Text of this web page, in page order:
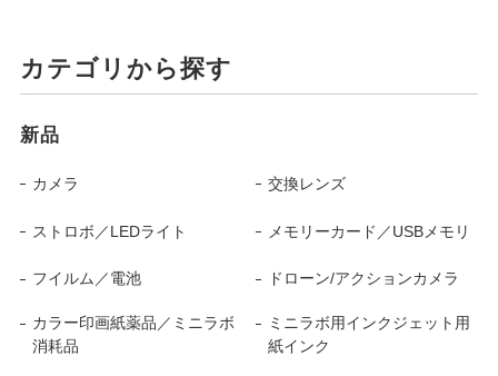
カテゴリから探す
新品
カメラ 交換レンズ
ストロボ／LEDライト メモリーカード／USBメモリ
フイルム／電池 ドローン/アクションカメラ
カラー印画紙薬品／ミニラボ
消耗品
ミニラボ用インクジェット用
紙インク